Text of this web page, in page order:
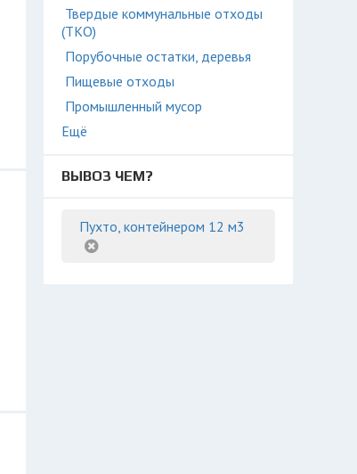
Твердые коммунальные отходы
(ТКО)
Порубочные остатки, деревья
Пищевые отходы
Промышленный мусор
Ещё
ВЫВОЗ ЧЕМ?
Пухто, контейнером 12 м3